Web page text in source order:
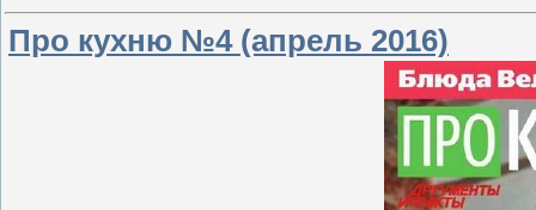
Про кухню №4 (апрель 2016)